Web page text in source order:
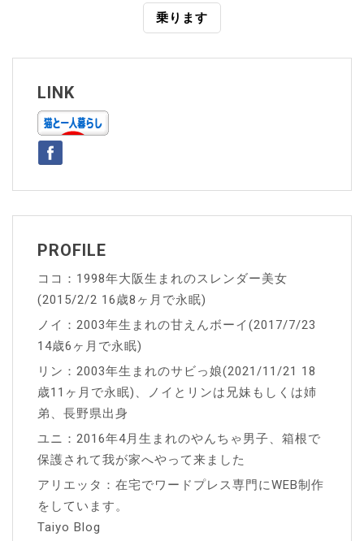
ビ
ゲ
ー
シ
ョ
ン
乗ります
LINK
PROFILE
ココ：1998年大阪生まれのスレンダー美女
(2015/2/2 16歳8ヶ月で永眠)
ノイ：2003年生まれの甘えんボーイ(2017/7/23
14歳6ヶ月で永眠)
リン：2003年生まれのサビっ娘(2021/11/21 18
歳11ヶ月で永眠)、ノイとリンは兄妹もしくは姉
弟、長野県出身
ユニ：2016年4月生まれのやんちゃ男子、箱根で
保護されて我が家へやって来ました
アリエッタ：在宅でワードプレス専門にWEB制作
をしています。
Taiyo Blog